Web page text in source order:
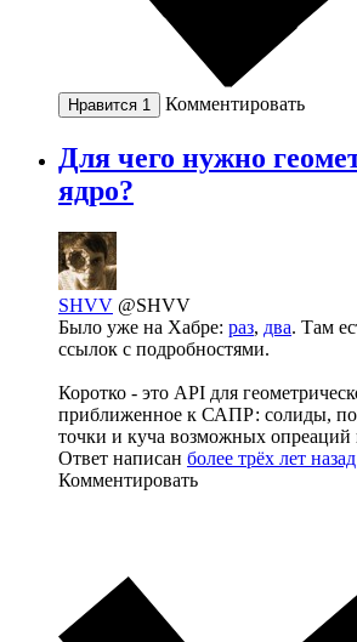
Нравится 1 Комментировать
Для чего нужно
ядро?
SHVV @SHVV
Было уже на Хабре: раз, два. Там
ссылок с подробностями.
Коротко - это API для
приближенное к САПР: солиды,
точки и куча возможных
Ответ написан более трёх лет назад
Комментировать